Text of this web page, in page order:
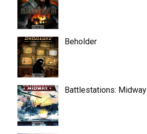
Beholder
Battlestations: Midway